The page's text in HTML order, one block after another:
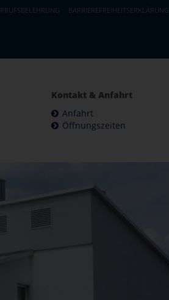
BARRIEREFREIHEITSERKLÄRUNG
Kontakt & Anfahrt
Anfahrt
Öffnungszeiten